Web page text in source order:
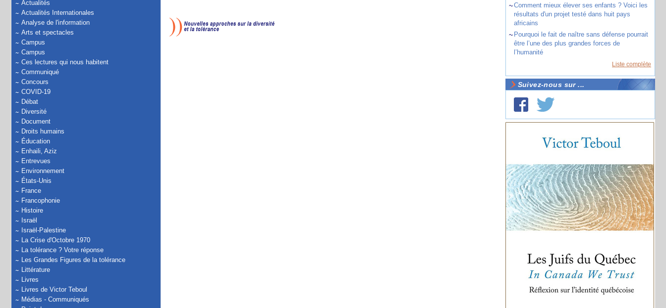
Actualités
Actualités Internationales
Analyse de l'information
Arts et spectacles
Campus
Campus
Ces lectures qui nous habitent
Communiqué
Concours
COVID-19
Débat
Diversité
Document
Droits humains
Éducation
Enhaili, Aziz
Entrevues
Environnement
États-Unis
France
Francophonie
Histoire
Israël
Israël-Palestine
La Crise d'Octobre 1970
La tolérance ? Votre réponse
Les Grandes Figures de la tolérance
Littérature
Livres
Livres de Victor Teboul
Médias - Communiqués
~Comment mieux élever ses enfants ? Voici les
résultats d'un projet testé dans huit pays
africains
~ Pourquoi le fait de naître sans défense pourrait
être l’une des plus grandes forces de
l’humanité
Liste complète
Suivez-nous sur ...